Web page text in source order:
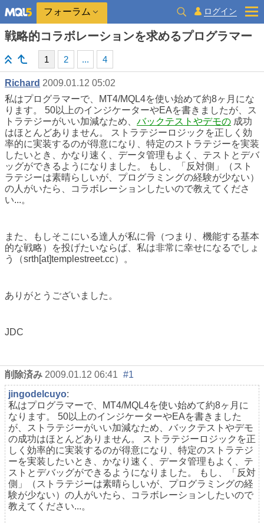
フォーラム ログイン
戦略的コラボレーションを求めるプログラマー
1 2 ... 4
Richard 2009.01.12 05:02
私はプログラマーで、MT4/MQL4を使い始めて約8ヶ月にな
ります。 50以上のインジケーターやEAを書きましたが、ス
トラテジーがいい加減なため、 バックテストやデモの 成功
はほとんどありません。 ストラテジーロジックを正しく効
率的に実装するのが得意になり、特定のストラテジーを実装
したいとき、かなり速く、データ管理もよく、テストとデバ
ッグができるようになりました。 もし、「反対側」（スト
ラテジーは素晴らしいが、プログラミングの経験が少ない）
の人がいたら、コラボレーションしたいので教えてくださ
い...。
また、もしそこにいる達人が私に骨（つまり、機能する基本
的な戦略）を投げたいならば、私は非常に幸せになるでしょ
う（srth[at]templestreet.cc）。
ありがとうございました。
JDC
削除済み 2009.01.12 06:41 #1
jingodelcuyo:
私はプログラマーで、MT4/MQL4を使い始めて約8ヶ月に
なります。 50以上のインジケーターやEAを書きました
が、ストラテジーがいい加減なため、バックテストやデモ
の成功はほとんどありません。 ストラテジーロジックを正
しく効率的に実装するのが得意になり、特定のストラテジ
ーを実装したいとき、かなり速く、データ管理もよく、テ
ストとデバッグができるようになりました。 もし、「反対
側」（ストラテジーは素晴らしいが、プログラミングの経
験が少ない）の人がいたら、コラボレーションしたいので
教えてください...。